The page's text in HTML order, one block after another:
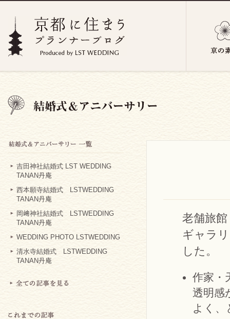
吉田神社結婚式 LST WEDDING
TANAN丹庵
西本願寺結婚式 LSTWEDDING
TANAN丹庵
岡﨑神社結婚式 LSTWEDDING
TANAN丹庵
WEDDING PHOTO LSTWEDDING
清水寺結婚式 LSTWEDDING
TANAN丹庵
老舗旅
ギャラ
した。
作家・
透明感
よく